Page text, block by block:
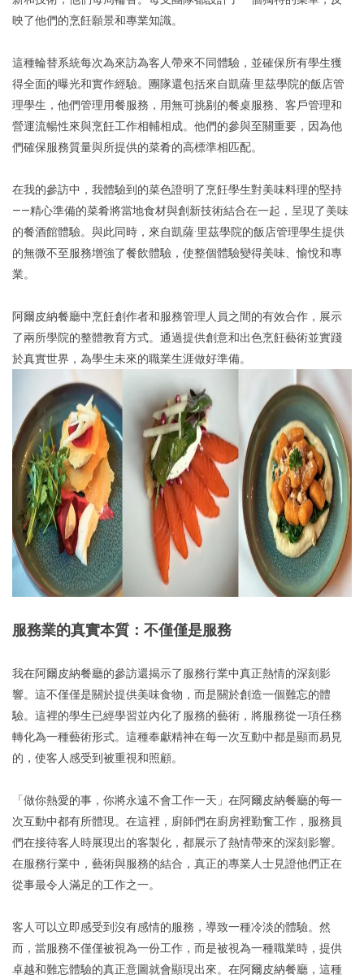
映了他們的烹飪願景和專業知識。
這種輪替系統每次為來訪為客人帶來不同體驗，並確保所有學生獲
得全面的曝光和實作經驗。團隊還包括來自凱薩·里茲學院的飯店管
理學生，他們管理用餐服務，用無可挑剔的餐桌服務、客戶管理和
營運流暢性來與烹飪工作相輔相成。他們的參與至關重要，因為他
們確保服務質量與所提供的菜肴的高標準相匹配。
在我的參訪中，我體驗到的菜色證明了烹飪學生對美味料理的堅持
——精心準備的菜肴將當地食材與創新技術結合在一起，呈現了美味
的餐酒館體驗。與此同時，來自凱薩·里茲學院的飯店管理學生提供
的無微不至服務增強了餐飲體驗，使整個體驗變得美味、愉悅和專
業。
阿爾皮納餐廳中烹飪創作者和服務管理人員之間的有效合作，展示
了兩所學院的整體教育方式。通過提供創意和出色烹飪藝術並實踐
於真實世界，為學生未來的職業生涯做好準備。
服務業的真實本質：不僅僅是服務
我在阿爾皮納餐廳的參訪還揭示了服務行業中真正熱情的深刻影
響。這不僅僅是關於提供美味食物，而是關於創造一個難忘的體
驗。這裡的學生已經學習並內化了服務的藝術，將服務從一項任務
轉化為一種藝術形式。這種奉獻精神在每一次互動中都是顯而易見
的，使客人感受到被重視和照顧。
「做你熱愛的事，你將永遠不會工作一天」在阿爾皮納餐廳的每一
次互動中都有所體現。在這裡，廚師們在廚房裡勤奮工作，服務員
們在接待客人時展現出的客製化，都展示了熱情帶來的深刻影響。
在服務行業中，藝術與服務的結合，真正的專業人士見證他們正在
從事最令人滿足的工作之一。
客人可以立即感受到沒有感情的服務，導致一種冷淡的體驗。然
而，當服務不僅僅被視為一份工作，而是被視為一種職業時，提供
卓越和難忘體驗的真正意圖就會顯現出來。在阿爾皮納餐廳，這種